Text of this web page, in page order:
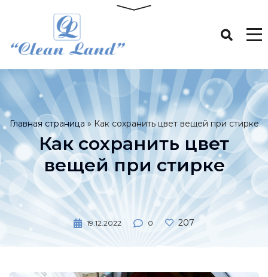
Главная страница» Как сохранить цвет вещей при стирке
Как сохранить цвет
вещей при стирке
19.12.2022 0 207